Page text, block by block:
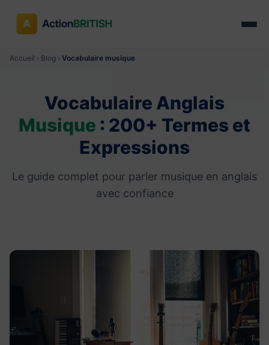
Accueil › Blog › Vocabulaire musique
Vocabulaire Anglais
Musique : 200+ Termes et
Expressions
Le guide complet pour parler musique en anglais
avec confiance